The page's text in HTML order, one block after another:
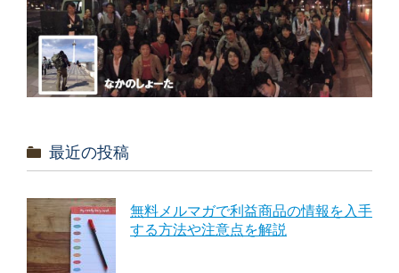
最近の投稿
無料メルマガで利益商品の情報を入手
する方法や注意点を解説